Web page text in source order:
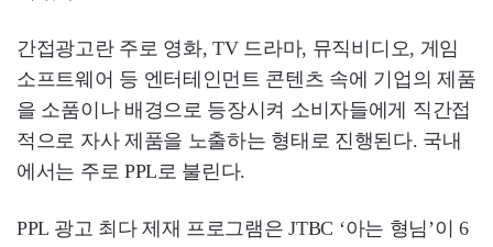
간접광고란 주로 영화, TV 드라마, 뮤직비디오, 게임
소프트웨어 등 엔터테인먼트 콘텐츠 속에 기업의 제품
을 소품이나 배경으로 등장시켜 소비자들에게 직간접
적으로 자사 제품을 노출하는 형태로 진행된다. 국내
에서는 주로 PPL로 불린다.
PPL 광고 최다 제재 프로그램은 JTBC ‘아는 형님’이 6